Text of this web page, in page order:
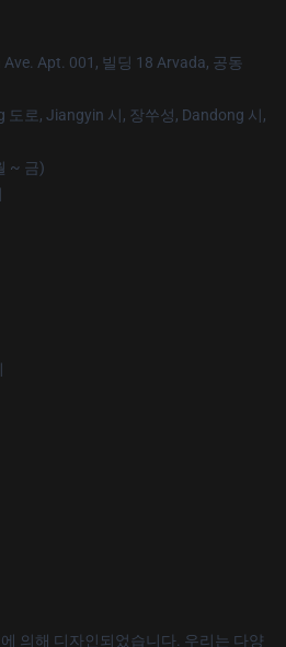
Ave. Apt. 001, 빌딩 18 Arvada, 공동
도로, Jiangyin 시, 장쑤성, Dandong 시,
~ 금)
의해 디자인되었습니다. 우리는 다양